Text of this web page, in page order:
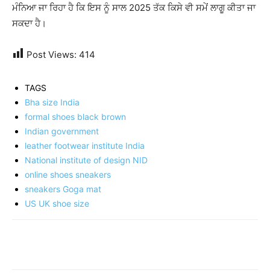
ਮੰਨਿਆ ਜਾ ਰਿਹਾ ਹੈ ਕਿ ਇਸ ਨੂੰ ਸਾਲ 2025 ਤੱਕ ਕਿਸੇ ਵੀ ਸਮੇਂ ਲਾਗੂ ਕੀਤਾ ਜਾ
ਸਕਦਾ ਹੈ।
Post Views: 414
TAGS
Bha size India
formal shoes black brown
Indian government
leather footwear institute India
National institute of design NID
online shoes sneakers
sneakers Goga mat
US UK shoe size